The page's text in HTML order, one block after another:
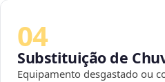
04
Substituição de
Equipamento desgastado ou